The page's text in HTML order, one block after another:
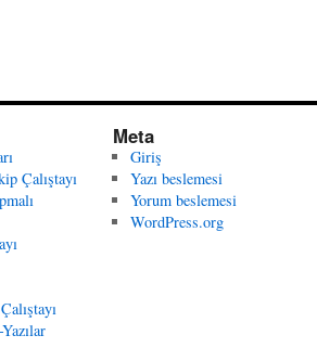
Çalıştayı
Meta
Giriş
Yazı beslemesi
Yorum beslemesi
WordPress.org